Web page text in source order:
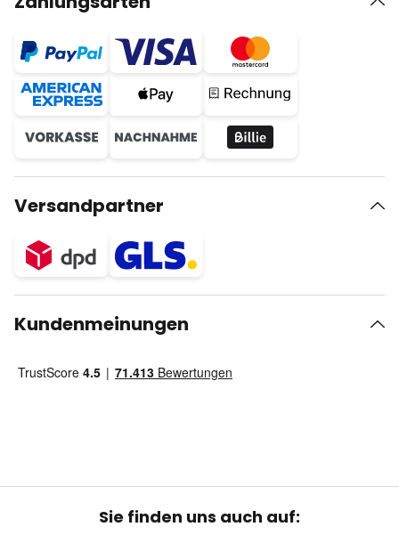
Versandpartner
Kundenmeinungen
Sie finden uns auch auf: